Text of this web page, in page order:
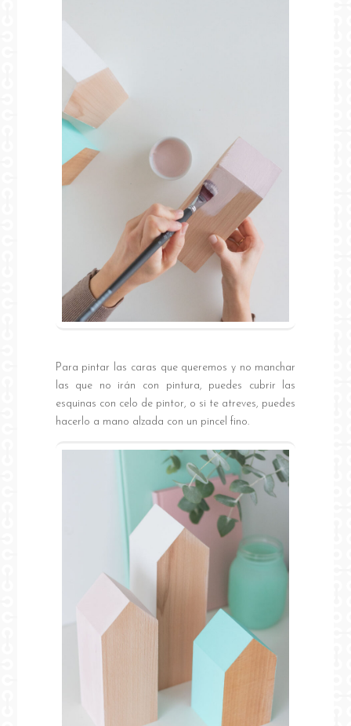
Para pintar las caras que queremos y no manchar
las que no irán con pintura, puedes cubrir las
esquinas con celo de pintor, o si te atreves, puedes
hacerlo a mano alzada con un pincel fino.